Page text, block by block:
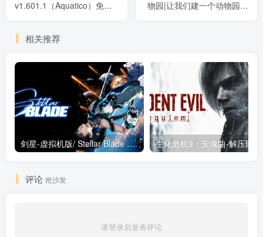
v1.601.1（Aquatico）免安
物园|让我们建一个动物园吧
相关推荐
剑星-虚拟机版/ Stellar Blade v1.4.1|Build.19963153 终极版新补丁 送修改器 免安装中文版
评论 抢沙发
请登录后发表评论